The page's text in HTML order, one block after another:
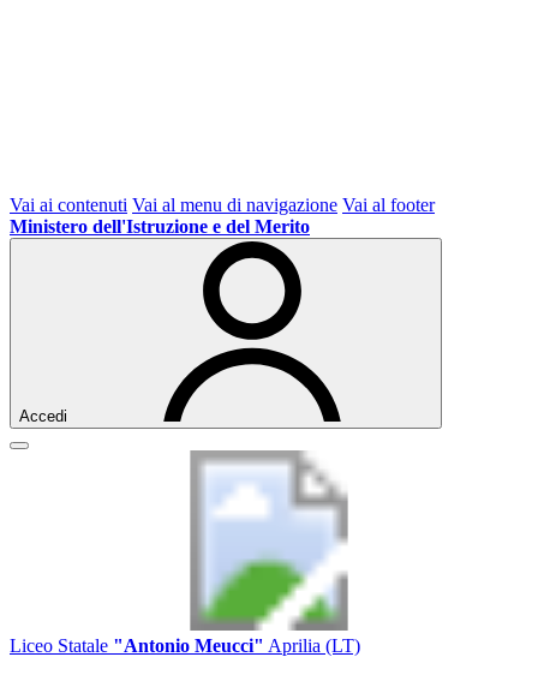
Vai ai contenuti Vai al menu di navigazione Vai al footer
Ministero dell'Istruzione e del Merito
Accedi
Liceo Statale "Antonio Meucci" Aprilia (LT)